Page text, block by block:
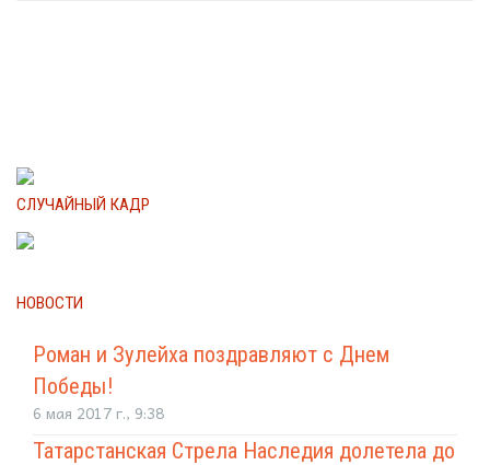
СЛУЧАЙНЫЙ КАДР
НОВОСТИ
Роман и Зулейха поздравляют с Днем
Победы!
6 мая 2017 г., 9:38
Татарстанская Стрела Наследия долетела до